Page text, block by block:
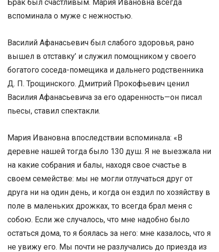
Брак был счастливым. Мария Ивановна всегда
вспоминала о муже с нежностью.
Василий Афанасьевич был слабого здоровья, рано
вышел в отставку’ и служил помощником у своего
богатого соседа-помещика и дальнего родственника
Д. П. Трощинского. Дмитрий Прокофьевич ценил
Василия Афанасьевича за его одаренность—он писал
пьесы, ставил спектакли.
Мария Ивановна впоследствии вспоминала: «В
деревне нашей тогда было 130 душ. Я не выезжала ни
на какие собрания и балы, находя свое счастье в
своем семействе: мы не могли отлучаться друг от
друга ни на один день, и когда он ездил по хозяйству в
поле в маленьких дрожках, то всегда брал меня с
собою. Если же случалось, что мне надобно было
остаться дома, то я боялась за него: мне казалось, что я
не увижу его. Мы почти не разлучались до приезда из